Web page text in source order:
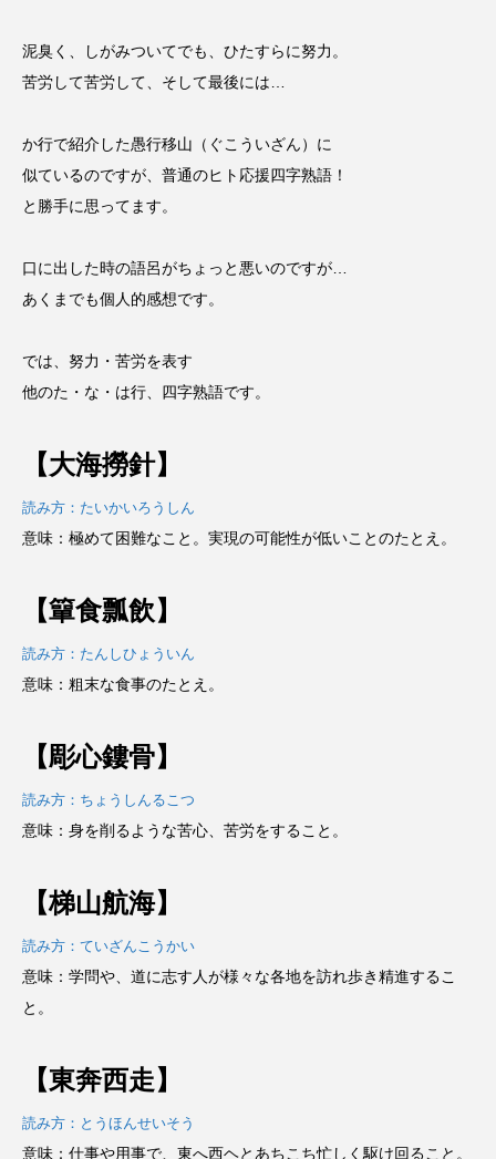
泥臭く、しがみついてでも、ひたすらに努力。
苦労して苦労して、そして最後には…
か行で紹介した愚行移山（ぐこういざん）に
似ているのですが、普通のヒト応援四字熟語！
と勝手に思ってます。
口に出した時の語呂がちょっと悪いのですが…
あくまでも個人的感想です。
では、努力・苦労を表す
他のた・な・は行、四字熟語です。
【大海撈針】
読み方：たいかいろうしん
意味：極めて困難なこと。実現の可能性が低いことのたとえ。
【簞食瓢飲】
読み方：たんしひょういん
意味：粗末な食事のたとえ。
【彫心鏤骨】
読み方：ちょうしんるこつ
意味：身を削るような苦心、苦労をすること。
【梯山航海】
読み方：ていざんこうかい
意味：学問や、道に志す人が様々な各地を訪れ歩き精進するこ
と。
【東奔西走】
読み方：とうほんせいそう
意味：仕事や用事で、東へ西ヘとあちこち忙しく駆け回ること。